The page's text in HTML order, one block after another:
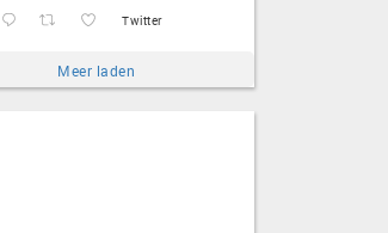
Twitter
Meer laden